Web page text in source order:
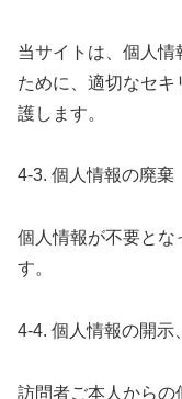
当サイトは、個人情
ために、適切なセ
護します。
4-3. 個人情報の廃棄
個人情報が不要とな
す。
4-4. 個人情報の開示
訪問者ご本人からの